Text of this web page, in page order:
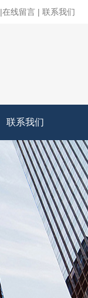
|在线留言 | 联系我们
联系我们